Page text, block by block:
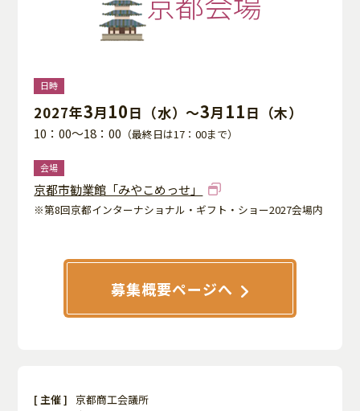
日時
2027年3月10日（水）～3月 11日（木）
10：00～18：00 （最終日は17：00まで）
会場
京都市勧業館「みやこめっせ」
※第8回京都インターナショナル・ギフト・ショー2027会場内
募集概要ページへ
[ 主催 ]
京都商工会議所